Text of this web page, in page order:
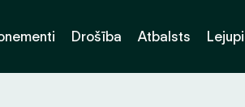
Drošība Atbalsts